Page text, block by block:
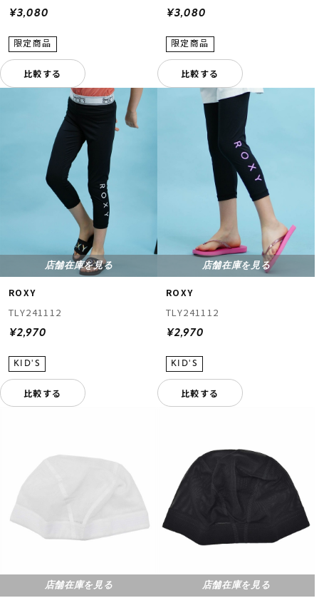
¥3,080
比較する
¥3,080
比較する
店舗在庫を見る
ROXY
TLY241112
¥2,970
比較する
店舗在庫を見る
ROXY
TLY241112
¥2,970
比較する
店舗在庫を見る 店舗在庫を見る